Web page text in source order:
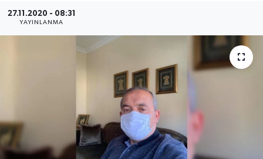
27.11.2020 - 08:31
YAYINLANMA
Medya
Siyaset